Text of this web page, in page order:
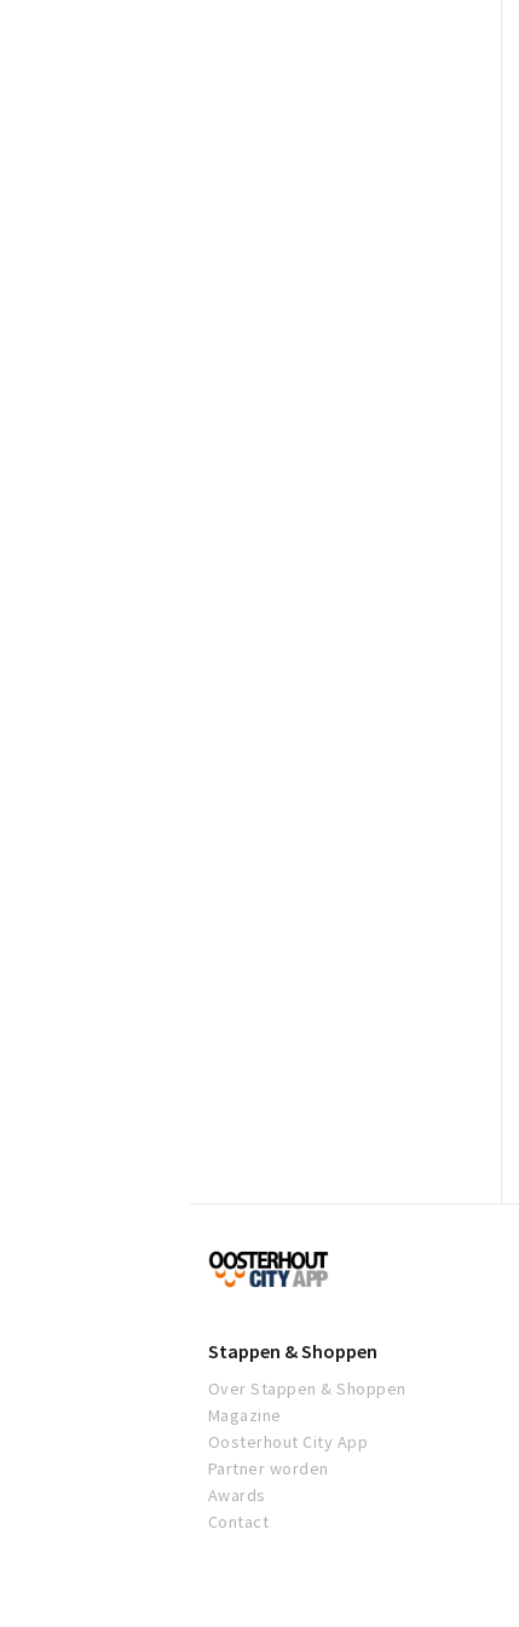
Proef
Oosterhout
Stappen & Shoppen
Over Stappen & Shoppen
Magazine
Oosterhout City App
Partner worden
Awards
Contact